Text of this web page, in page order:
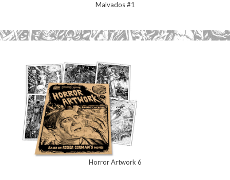
Malvados #1
Horror Artwork 6